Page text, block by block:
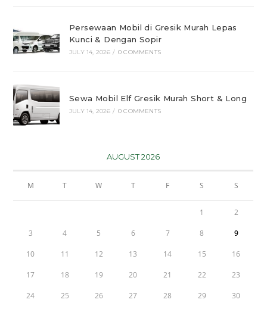
Persewaan Mobil di Gresik Murah Lepas
Kunci & Dengan Sopir
JULY 14, 2026 / 0 COMMENTS
Sewa Mobil Elf Gresik Murah Short & Long
JULY 14, 2026 / 0 COMMENTS
AUGUST 2026
M T W T F S S
1 2
3 4 5 6 7 8 9
10 11 12 13 14 15 16
17 18 19 20 21 22 23
24 25 26 27 28 29 30